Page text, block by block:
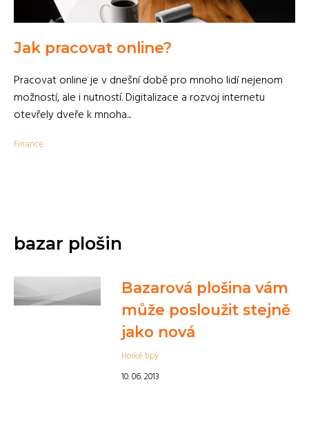
Jak pracovat online?
Pracovat online je v dnešní době pro mnoho lidí nejenom
možností, ale i nutností. Digitalizace a rozvoj internetu
otevřely dveře k mnoha...
Finance
bazar plošin
Bazarová plošina vám
může posloužit stejně
jako nová
Horké tipy
10. 06. 2013